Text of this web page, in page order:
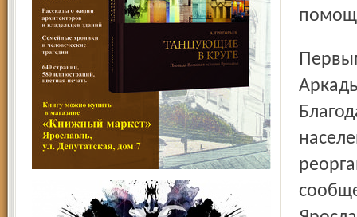
Первым врачом-психиатром в Ярославле был Алексей